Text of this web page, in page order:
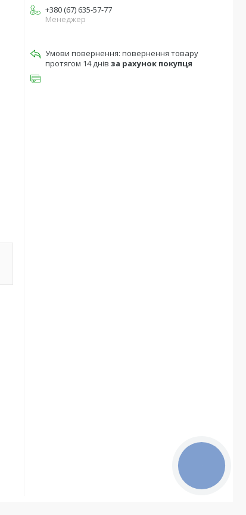
+380 (67) 635-57-77
Менеджер
повернення товару
протягом 14 днів за рахунок покупця